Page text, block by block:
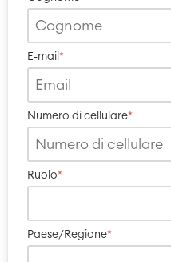
E-mail *
Numero di cellulare*
Ruolo*
Paese/Regione*